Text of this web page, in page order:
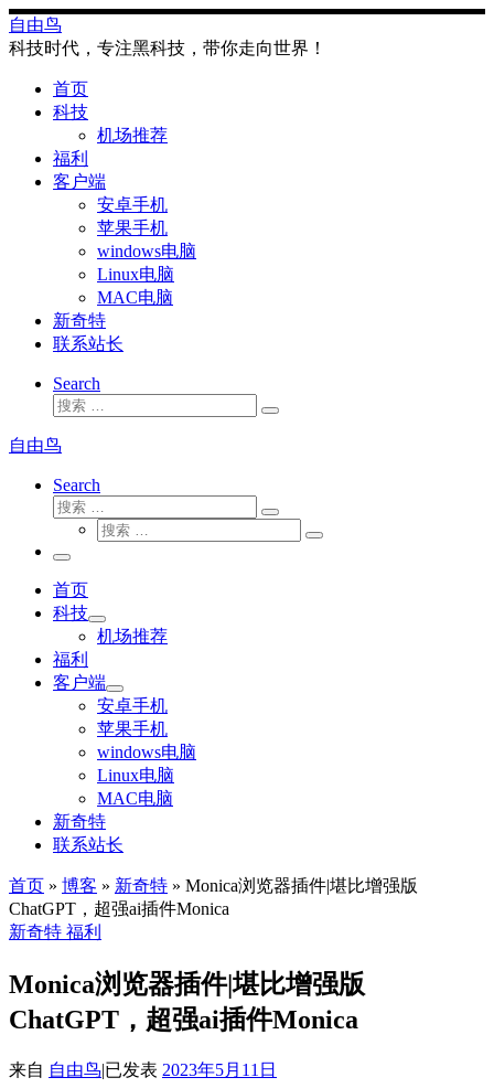
Skip
to
content
自由鸟
科技时代，专注黑科技，带你走向世界！
首页
科技
机场推荐
福利
客户端
安卓手机
苹果手机
windows电脑
Linux电脑
MAC电脑
新奇特
联系站长
Search
搜
搜
自由鸟
Search
搜
搜
索
搜
搜
主
菜
单
首页
科技
机场推荐
福利
客户端
安卓手机
苹果手机
windows电脑
Linux电脑
MAC电脑
新奇特
联系站长
首页 » 博客 » 新奇特 » Monica浏览器插件|堪比增强版
ChatGPT，超强ai插件Monica
新奇特 福利
Monica浏览器插件|堪比增强版
ChatGPT，超强ai插件Monica
来自 自由鸟|已发表 2023年5月11日